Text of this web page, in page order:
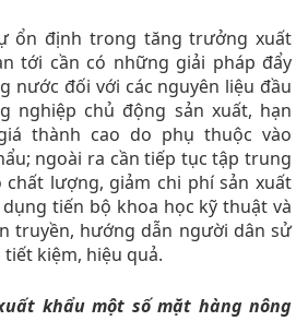
ổn định trong tăng trưởng xuất
tới cần có những giải pháp đẩy
nước đối với các nguyên liệu đầu
nghiệp chủ động sản xuất, hạn
thành cao do phụ thuộc vào
ngoài ra cần tiếp tục tập trung
chất lượng, giảm chi phí sản xuất
tiến bộ khoa học kỹ thuật và
truyền, hướng dẫn người dân sử
kiệm, hiệu quả.
khẩu một số mặt hàng nông